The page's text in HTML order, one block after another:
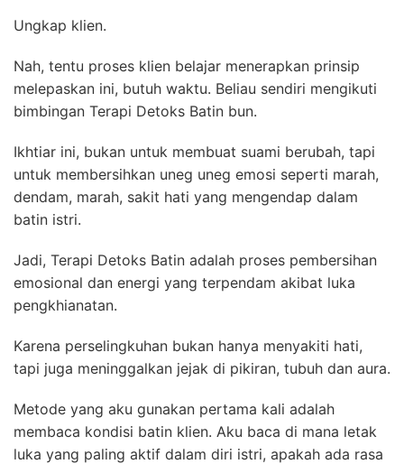
Ungkap klien.
Nah, tentu proses klien belajar menerapkan prinsip
melepaskan ini, butuh waktu. Beliau sendiri mengikuti
bimbingan Terapi Detoks Batin bun.
Ikhtiar ini, bukan untuk membuat suami berubah, tapi
untuk membersihkan uneg uneg emosi seperti marah,
dendam, marah, sakit hati yang mengendap dalam
batin istri.
Jadi, Terapi Detoks Batin adalah proses pembersihan
emosional dan energi yang terpendam akibat luka
pengkhianatan.
Karena perselingkuhan bukan hanya menyakiti hati,
tapi juga meninggalkan jejak di pikiran, tubuh dan aura.
Metode yang aku gunakan pertama kali adalah
membaca kondisi batin klien. Aku baca di mana letak
luka yang paling aktif dalam diri istri, apakah ada rasa